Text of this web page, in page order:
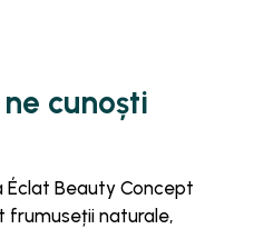
cunoști
Beauty Concept
naturale,